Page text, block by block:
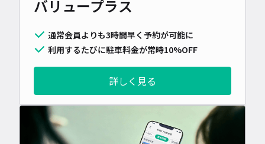
バリュープラス
通常会員よりも3時間早く予約が可能に
利用するたびに駐車料金が常時10%OFF
詳しく見る